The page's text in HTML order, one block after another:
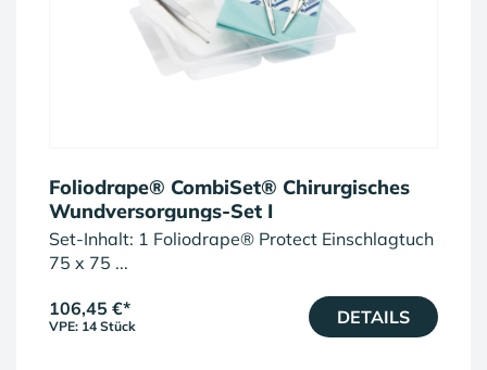
Foliodrape® CombiSet® Chirurgisches
Wundversorgungs-Set I
Set-Inhalt: 1 Foliodrape® Protect Einschlagtuch
75 x 75 ...
106,45 €*
VPE: 14 Stück DETAILS